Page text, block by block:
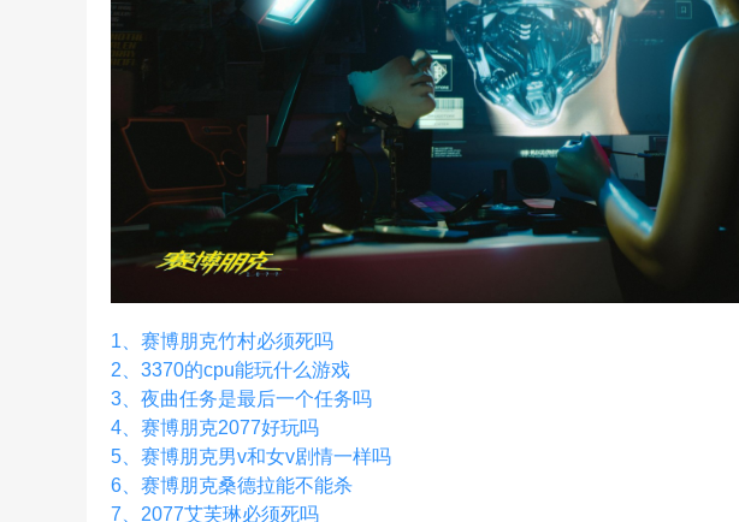
1、 赛博朋克竹村必须死吗
2、 3370的cpu能玩什么游戏
3、 夜曲任务是最后一个任务吗
4、 赛博朋克2077好玩吗
5、 赛博朋克男v和女v剧情一样吗
6、 赛博朋克桑德拉能不能杀
7、 2077艾芙琳必须死吗